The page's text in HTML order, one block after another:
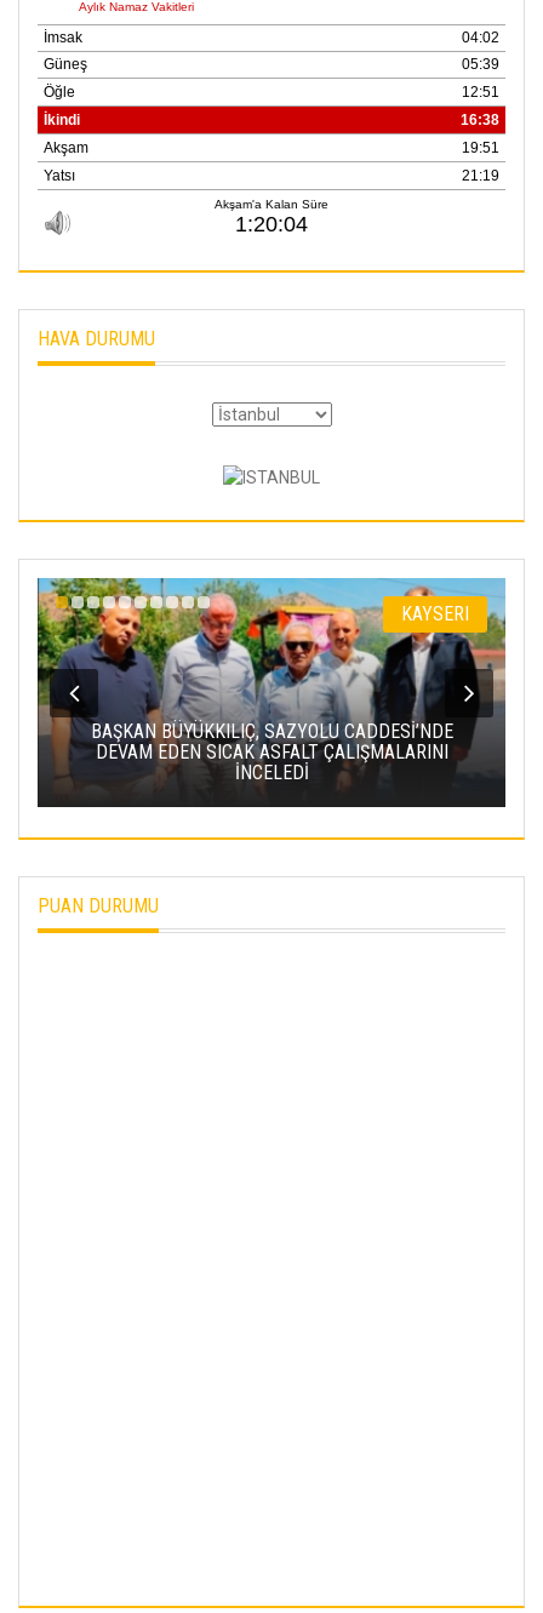
HAVA DURUMU
KAYSERI
BAŞKAN BÜYÜKKILIÇ, SAZYOLU CADDESİ’NDE
DEVAM EDEN SICAK ASFALT ÇALIŞMALARINI
İNCELEDİ
PUAN DURUMU